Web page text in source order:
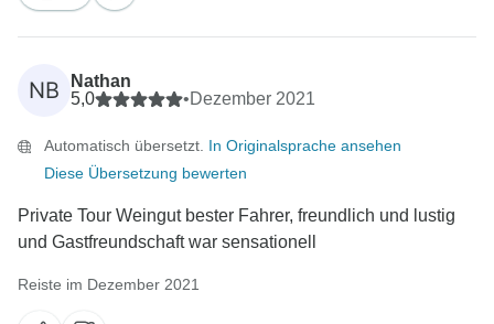
NB
Nathan
5,0
•Dezember 2021
Automatisch übersetzt. In Originalsprache ansehen
Diese Übersetzung bewerten
Private Tour Weingut bester Fahrer, freundlich und lustig
und Gastfreundschaft war sensationell
Reiste im Dezember 2021